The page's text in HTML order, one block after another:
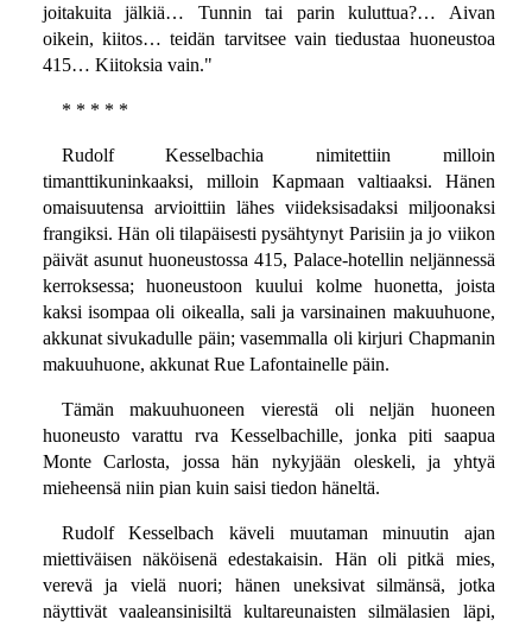
joitakuita jälkiä… Tunnin tai parin kuluttua?… Aivan
oikein, kiitos… teidän tarvitsee vain tiedustaa huoneustoa
415… Kiitoksia vain."
* * * * *
Rudolf Kesselbachia nimitettiin milloin
timanttikuninkaaksi, milloin Kapmaan valtiaaksi. Hänen
omaisuutensa arvioittiin lähes viideksisadaksi miljoonaksi
frangiksi. Hän oli tilapäisesti pysähtynyt Parisiin ja jo viikon
päivät asunut huoneustossa 415, Palace-hotellin neljännessä
kerroksessa; huoneustoon kuului kolme huonetta, joista
kaksi isompaa oli oikealla, sali ja varsinainen makuuhuone,
akkunat sivukadulle päin; vasemmalla oli kirjuri Chapmanin
makuuhuone, akkunat Rue Lafontainelle päin.
Tämän makuuhuoneen vierestä oli neljän huoneen
huoneusto varattu rva Kesselbachille, jonka piti saapua
Monte Carlosta, jossa hän nykyjään oleskeli, ja yhtyä
mieheensä niin pian kuin saisi tiedon häneltä.
Rudolf Kesselbach käveli muutaman minuutin ajan
miettiväisen näköisenä edestakaisin. Hän oli pitkä mies,
verevä ja vielä nuori; hänen uneksivat silmänsä, jotka
näyttivät vaaleansinisiltä kultareunaisten silmälasien läpi,